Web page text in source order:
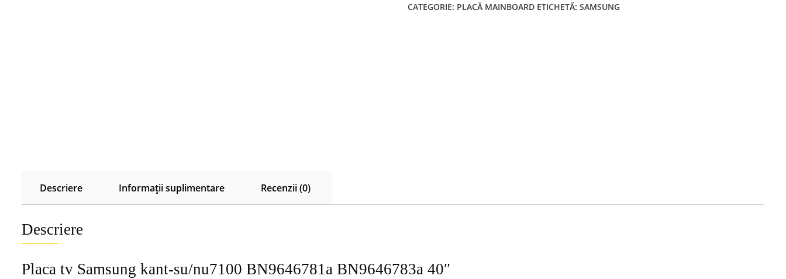
kant-
CATEGORIE: PLACĂ MAINBOARD ETICHETĂ:SAMSUNG
Descriere Informații suplimentare Recenzii (0)
Descriere
Placa tv Samsung kant-su/nu7100 BN9646781a BN9646783a 40″